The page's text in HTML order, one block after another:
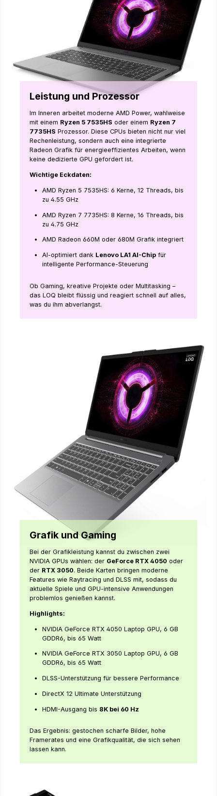
Leistung und Prozessor
Im Inneren arbeitet moderne AMD Power, wahlweise
mit einem Ryzen 5 7535HS oder einem Ryzen 7
7735HS Prozessor. Diese CPUs bieten nicht nur viel
Rechenleistung, sondern auch eine integrierte
Radeon Grafik für energieeffizientes Arbeiten, wenn
keine dedizierte GPU gefordert ist.
Wichtige Eckdaten:
AMD Ryzen 5 7535HS: 6 Kerne, 12 Threads, bis
zu 4.55 GHz
AMD Ryzen 7 7735HS: 8 Kerne, 16 Threads, bis
zu 4.75 GHz
AMD Radeon 660M oder 680M Grafik integriert
AI-optimiert dank Lenovo LA1 AI-Chipfür
intelligente Performance-Steuerung
Ob Gaming, kreative Projekte oder Multitasking –
das LOQ bleibt flüssig und reagiert schnell auf alles,
was du ihm abverlangst.
Grafik und Gaming
Bei der Grafikleistung kannst du zwischen zwei
NVIDIA GPUs wählen: der GeForce RTX 4050 oder
der RTX 3050. Beide Karten bringen moderne
Features wie Raytracing und DLSS mit, sodass du
aktuelle Spiele und GPU-intensive Anwendungen
problemlos genießen kannst.
Highlights:
NVIDIA GeForce RTX 4050 Laptop GPU, 6 GB
GDDR6, bis 65 Watt
NVIDIA GeForce RTX 3050 Laptop GPU, 6 GB
GDDR6, bis 65 Watt
DLSS-Unterstützung für bessere Performance
DirectX 12 Ultimate Unterstützung
HDMI-Ausgang bis 8K bei 60 Hz
Das Ergebnis: gestochen scharfe Bilder, hohe
Framerates und eine Grafikqualität, die sich sehen
lassen kann.